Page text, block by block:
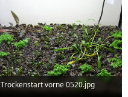
Trockenstart vorne 0520.jpg